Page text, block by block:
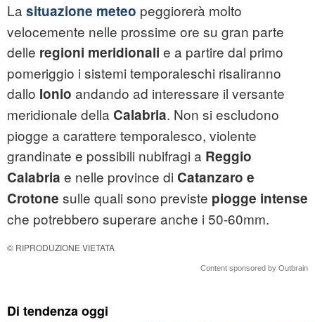
La situazione meteo peggiorerà molto
velocemente nelle prossime ore su gran parte
delle regioni meridionali e a partire dal primo
pomeriggio i sistemi temporaleschi risaliranno
dallo Ionio andando ad interessare il versante
meridionale della Calabria. Non si escludono
piogge a carattere temporalesco, violente
grandinate e possibili nubifragi a Reggio
Calabria e nelle province di Catanzaro e
Crotone sulle quali sono previste piogge intense
che potrebbero superare anche i 50-60mm.
© RIPRODUZIONE VIETATA
Content sponsored by Outbrain
Di tendenza oggi